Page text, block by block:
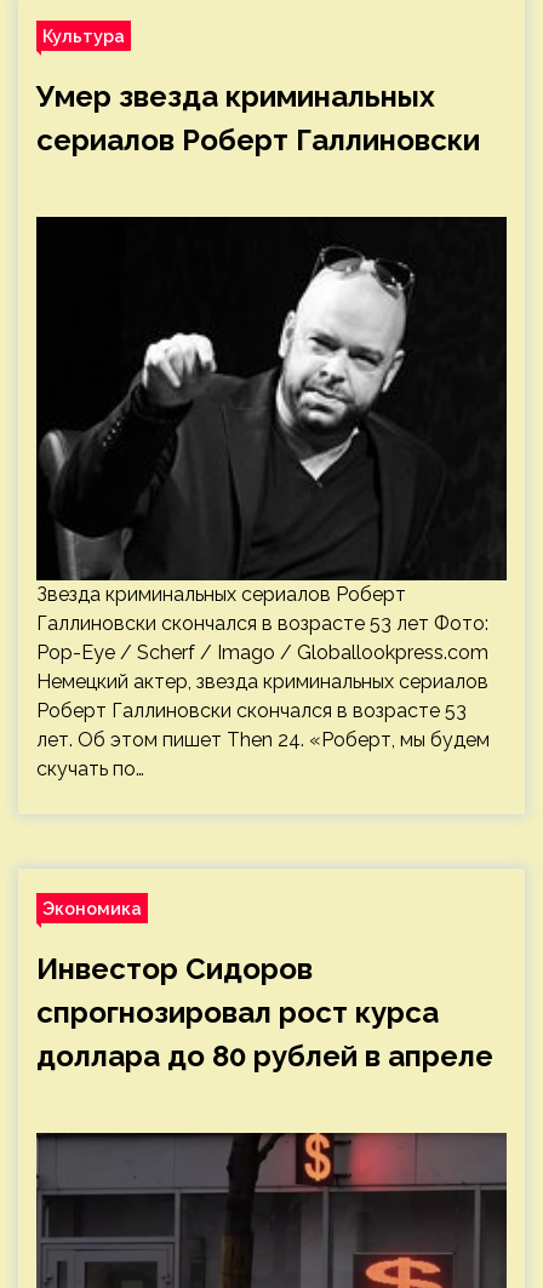
Культура
Умер звезда криминальных
сериалов Роберт Галлиновски
Звезда криминальных сериалов Роберт
Галлиновски скончался в возрасте 53 лет Фото:
Pop-Eye / Scherf / Imago / Globallookpress.com
Немецкий актер, звезда криминальных сериалов
Роберт Галлиновски скончался в возрасте 53
лет. Об этом пишет Then 24. «Роберт, мы будем
скучать по…
Экономика
Инвестор Сидоров
спрогнозировал рост курса
доллара до 80 рублей в апреле